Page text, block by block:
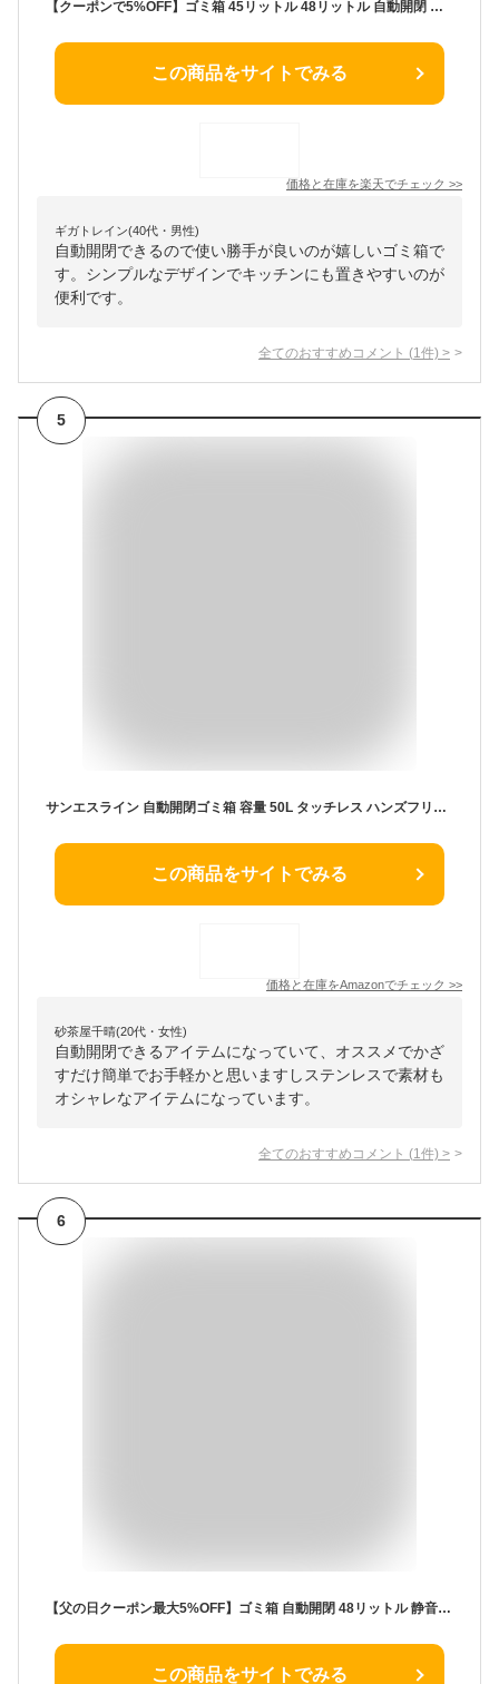
【クーポンで5%OFF】ゴミ箱 45リットル 48リットル 自動開閉 おしゃれ スリム ふた付き 45L 対応 センサー 自動 全自動開閉式 大容量 ゴミ箱 縦型 ペダルいらず自動開閉 ダストボックス ごみ箱 おしゃれ キッチン リビング 送料無料
この商品をサイトでみる
価格と在庫を楽天でチェック >>
ギガトレイン(40代・男性)
自動開閉できるので使い勝手が良いのが嬉しいゴミ箱で
す。シンプルなデザインでキッチンにも置きやすいのが
便利です。
全てのおすすめコメント (1 件) >
5
サンエスライン 自動開閉ゴミ箱 容量 50L タッチレス ハンズフリー 大容量 スリム 45リットル ゴミ袋対応 センサー ステンレス スクエア 電動 自動 電池 縦型 かざすだけ スタイリッシュ シンプル ホワイト
この商品をサイトでみる
価格と在庫をAmazonでチェック >>
砂茶屋千晴(20代・女性)
自動開閉できるアイテムになっていて、オススメでかざ
すだけ簡単でお手軽かと思いますしステンレスで素材も
オシャレなアイテムになっています。
全てのおすすめコメント (1 件) >
6
【父の日クーポン最大5%OFF】ゴミ箱 自動開閉 48リットル 静音設計 45リットル センサー全自動開閉式 大容量 センサー付きゴミ箱 密閉 ステンレス タッチレス スリム 縦型 センサー 自動 ダストボックス ごみ箱 新生活 おしゃれ 引っ越し 大きい 1年保証
この商品をサイトでみる